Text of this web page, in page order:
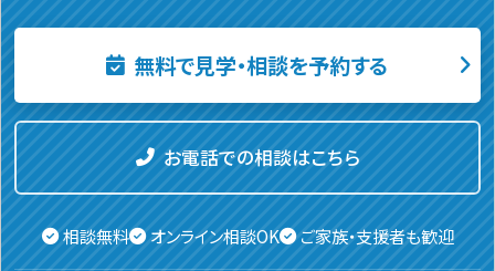
無料で見学・相談を予約する
お電話での相談はこちら
相談無料 オンライン相談OK ご家族・支援者も歓迎